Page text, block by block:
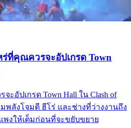
ร่ที่คุณควรจะอัปเกรด Town
ะอัปเกรด Town Hall ใน Clash of
มพลังโจมตี ฮีโร่ และช่างที่ว่างงานถึง
งให้เต็มก่อนที่จะขยับขยาย